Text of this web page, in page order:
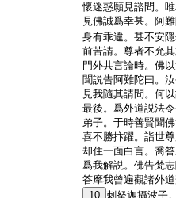
懷迷惑願見諮問。
見佛誠爲幸甚。阿
身有乖違。甚不安
前苦請。尊者不允
門外共言論時。佛
聞説告阿難陀曰。
見我隨其請問。何
最後。爲外道説法
弟子。于時善賢聞
喜不勝抃躍。詣世
却住一面白言。喬
爲我解説。佛告梵
答摩我曾遍觀諸外
10 刺拏迦攝波子